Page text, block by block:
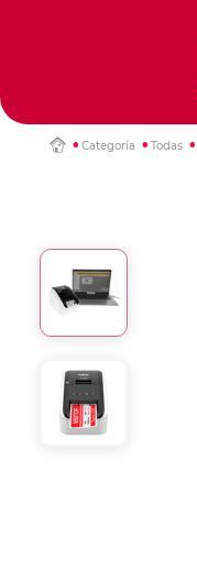
Categoría Todas